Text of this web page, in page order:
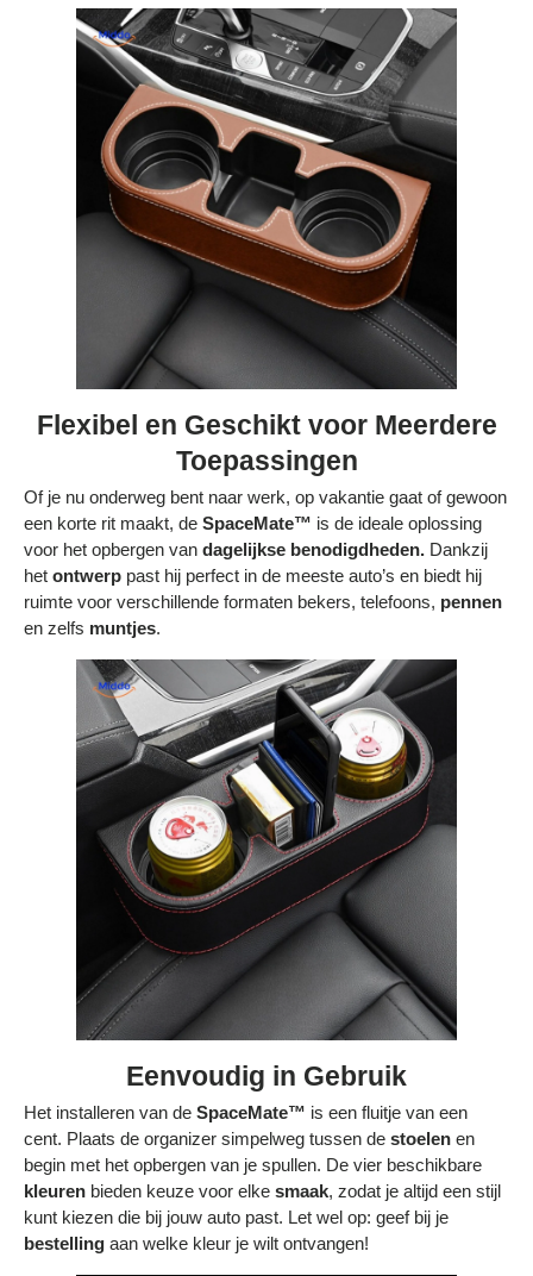
Flexibel en Geschikt voor Meerdere
Toepassingen
Of je nu onderweg bent naar werk, op vakantie gaat of gewoon
een korte rit maakt, de SpaceMate™ is de ideale oplossing
voor het opbergen van dagelijkse benodigdheden. Dankzij
het ontwerp past hij perfect in de meeste auto’s en biedt hij
ruimte voor verschillende formaten bekers, telefoons, pennen
en zelfs muntjes.
Eenvoudig in Gebruik
Het installeren van de SpaceMate™ is een fluitje van een
cent. Plaats de organizer simpelweg tussen de stoelen en
begin met het opbergen van je spullen. De vier beschikbare
kleuren bieden keuze voor elke smaak, zodat je altijd een stijl
kunt kiezen die bij jouw auto past. Let wel op: geef bij je
bestelling aan welke kleur je wilt ontvangen!